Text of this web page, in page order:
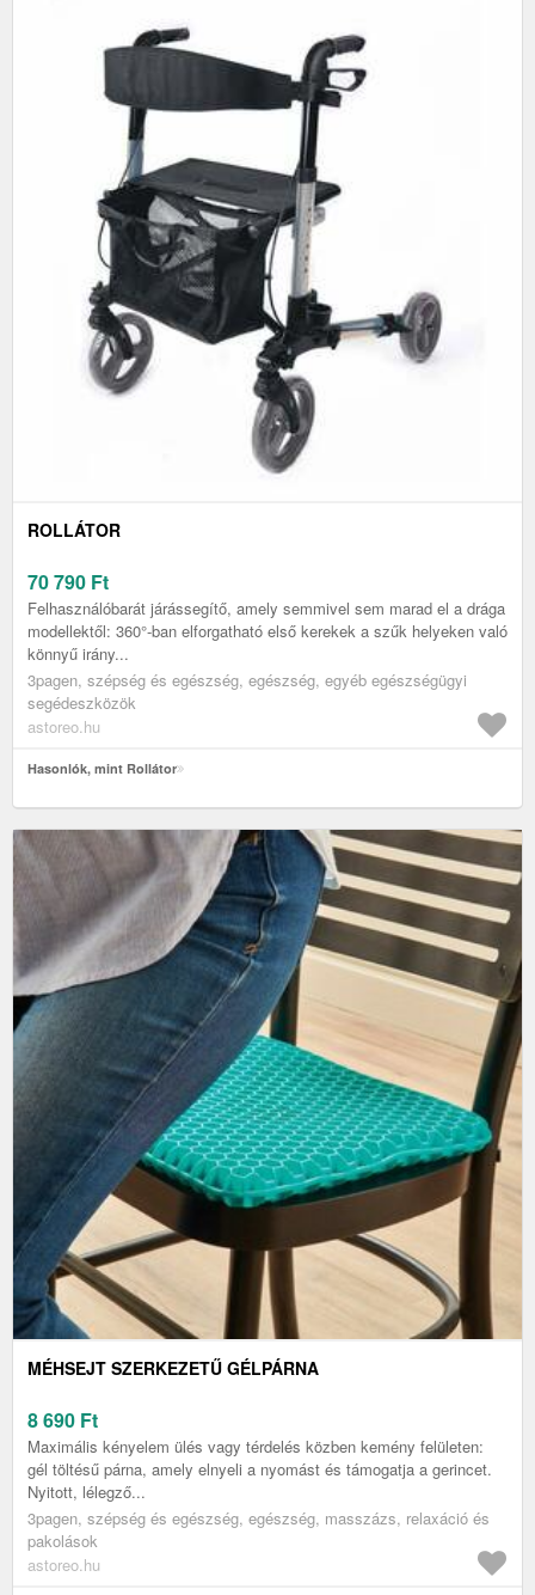
ROLLÁTOR
70 790 Ft
Felhasználóbarát járássegítő, amely semmivel sem marad el a drága
modellektől: 360°-ban elforgatható első kerekek a szűk helyeken való
könnyű irány...
3pagen, szépség és egészség, egészség, egyéb egészségügyi
segédeszközök
astoreo.hu
Hasonlók, mint Rollátor
MÉHSEJT SZERKEZETŰ GÉLPÁRNA
8 690 Ft
Maximális kényelem ülés vagy térdelés közben kemény felületen:
gél töltésű párna, amely elnyeli a nyomást és támogatja a gerincet.
Nyitott, lélegző...
3pagen, szépség és egészség, egészség, masszázs, relaxáció és
pakolások
astoreo.hu